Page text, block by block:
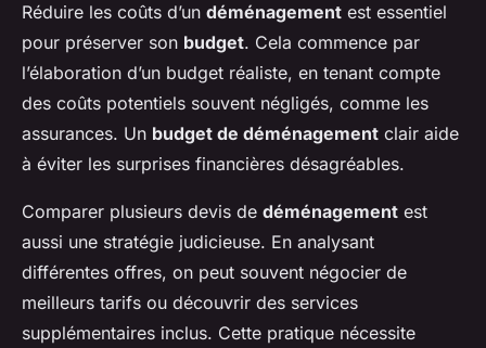
Réduire les coûts d’un déménagement est essentiel
pour préserver son budget. Cela commence par
l’élaboration d’un budget réaliste, en tenant compte
des coûts potentiels souvent négligés, comme les
assurances. Un budget de déménagement clair aide
à éviter les surprises financières désagréables.
Comparer plusieurs devis de déménagement est
aussi une stratégie judicieuse. En analysant
différentes offres, on peut souvent négocier de
meilleurs tarifs ou découvrir des services
supplémentaires inclus. Cette pratique nécessite